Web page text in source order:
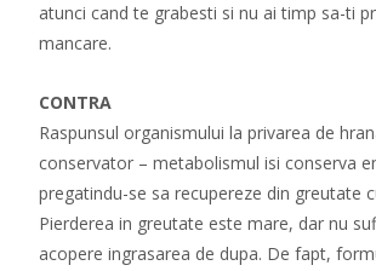
atunci cand te grabesti si nu ai timp sa-ti
mancare.
CONTRA
Raspunsul organismului la privarea de
conservator – metabolismul isi conserva
pregatindu-se sa recupereze din greutate
Pierderea in greutate este mare, dar nu
acopere ingrasarea de dupa. De fapt,